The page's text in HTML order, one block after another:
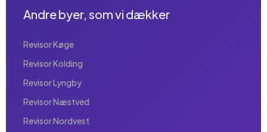
Andre byer, som vi dækker
Revisor Køge
Revisor Kolding
Revisor Lyngby
Revisor Næstved
Revisor Nordvest